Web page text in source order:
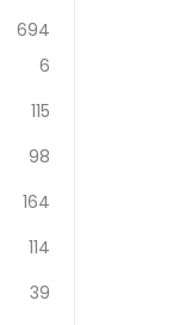
694
6
115
98
164
114
39